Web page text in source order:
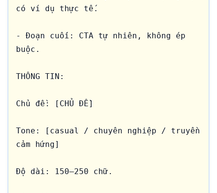
có ví dụ thực tế.
- Đoạn cuối: CTA tự nhiên, không ép
buộc.
THÔNG TIN:
Chủ đề: [CHỦ ĐỀ]
Tone: [casual / chuyên nghiệp / truyền
cảm hứng]
Độ dài: 150–250 chữ.